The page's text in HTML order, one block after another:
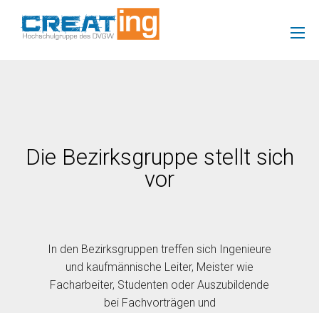
Die Bezirksgruppe stellt sich
vor
In den Bezirksgruppen treffen sich Ingenieure
und kaufmännische Leiter, Meister wie
Facharbeiter, Studenten oder Auszubildende
bei Fachvorträgen und